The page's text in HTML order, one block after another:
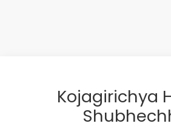
Kojagirichya